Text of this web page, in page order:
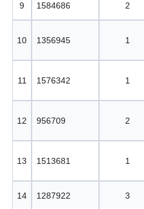
9 1584686 2
10 1356945 1
11 1576342 1
12 956709 2
13 1513681 1
14 1287922 3